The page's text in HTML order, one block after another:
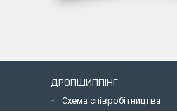
ДРОПШИППІНГ
Схема співробітництва